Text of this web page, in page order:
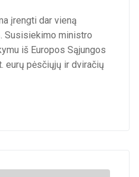
įrengti dar vieną
Susisiekimo ministro
iš Europos Sąjungos
eurų pėsčiųjų ir dviračių